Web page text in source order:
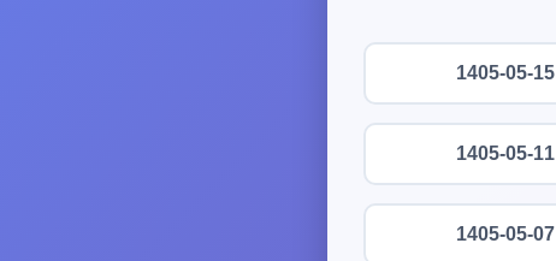
1405-05-15
1405-05-11
1405-05-07